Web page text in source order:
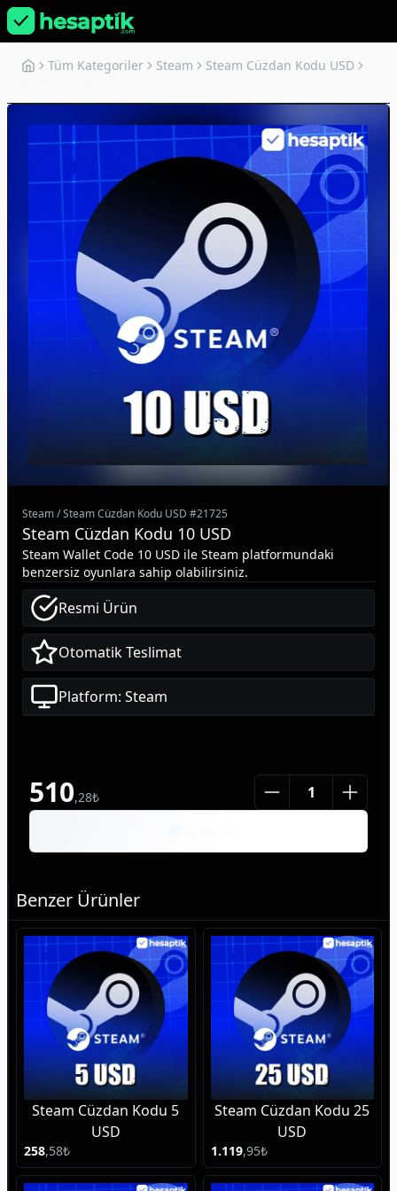
Tüm Kategoriler Steam
Steam Cüzdan Kodu USD
Steam/Steam Cüzdan Kodu USD #21725
Steam Cüzdan Kodu 10 USD
Steam Wallet Code 10 USD ile Steam platformundaki
benzersiz oyunlara sahip olabilirsiniz.
Resmi Ürün
Otomatik Teslimat
Platform: Steam
510,28₺
Benzer Ürünler
Steam Cüzdan Kodu 5
USD
258,58₺
Steam Cüzdan Kodu 25
USD
1.119,95₺